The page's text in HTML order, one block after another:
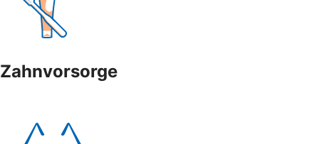
Zahnvorsorge